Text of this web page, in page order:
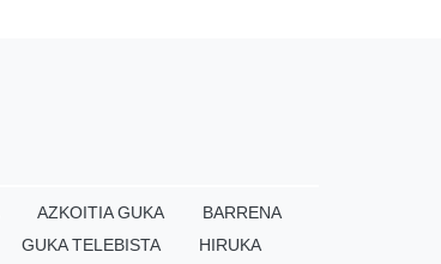
AZKOITIA GUKA
BARRENA
GUKA TELEBISTA HIRUKA